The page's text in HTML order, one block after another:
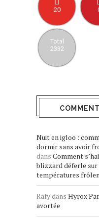
20
Total
2332
Nuit en igloo :
dormir sans avoir
dans Comment
blizzard déferle sur
températures
Rafydans Hyrox
avortée